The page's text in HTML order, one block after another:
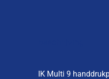
IK Multi 9